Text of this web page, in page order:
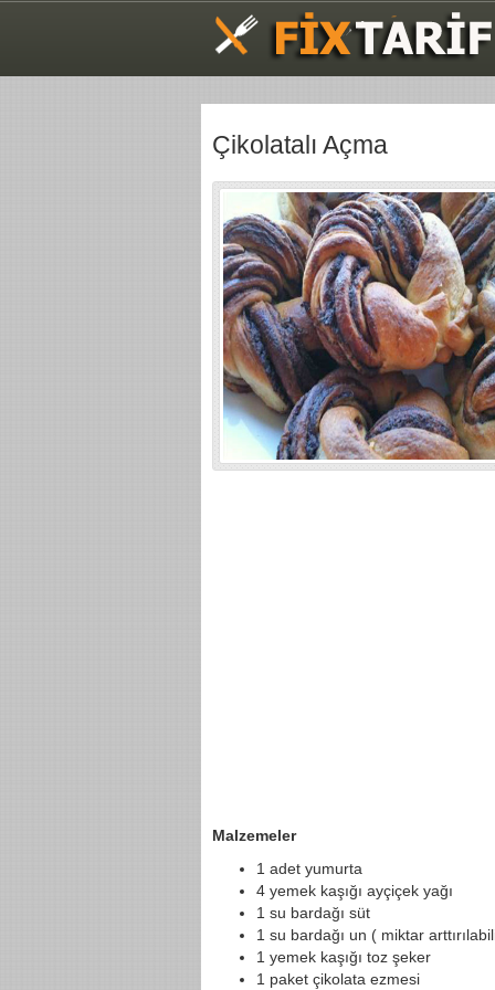
Çikolatalı Açma
Malzemeler
1 adet yumurta
4 yemek kaşığı ayçiçek yağı
1 su bardağı süt
1 su bardağı un ( miktar
1 yemek kaşığı toz şeker
1 paket çikolata ezmesi